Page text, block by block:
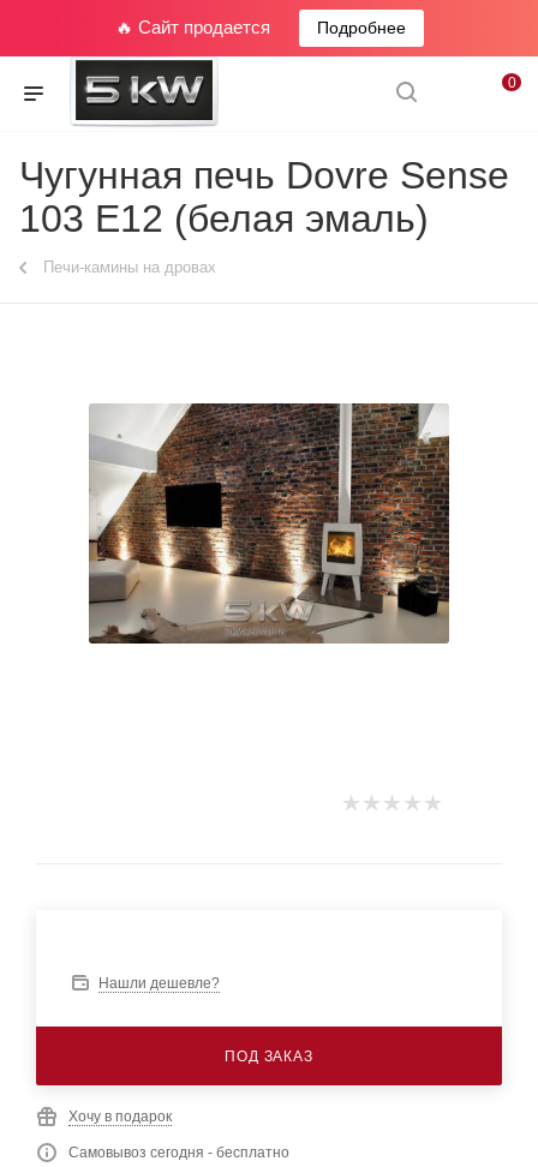
🔥 Сайт продается Подробнее
0
Чугунная печь Dovre Sense
103 E12 (белая эмаль)
Печи-камины на дровах
Нашли дешевле?
ПОД ЗАКАЗ
Хочу в подарок
Самовывоз сегодня - бесплатно